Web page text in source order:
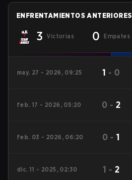
ENFRENTAMIENTOS ANTERIORES
3 Victorias 0 Empates
may. 27 - 2026, 09:25 1 - 0
feb. 17 - 2026, 05:20 0 - 2
feb. 03 - 2026, 06:20 0 -1
dic. 11 - 2025, 02:30 1 - 2